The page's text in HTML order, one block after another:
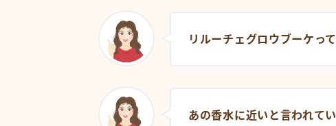
リルーチェグロウブーケっ
あの香水に近いと言われて